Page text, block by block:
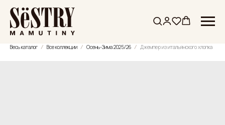
Весь каталог Все коллекции Осень-Зима 2025/26 Джемпер из итальянского хлопка